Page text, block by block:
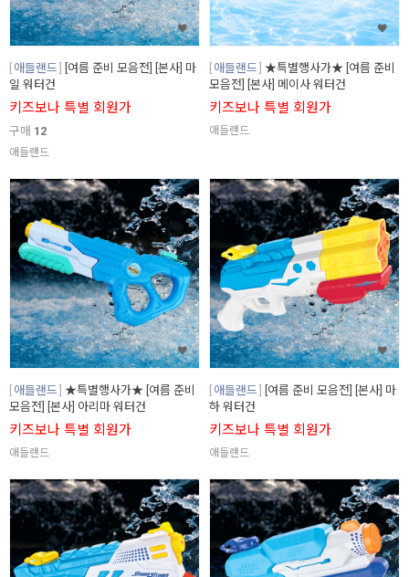
애들랜드
[여름 준비 모음전] [본사] 마
일 워터건
키즈보나 특별 회원가
구매 12
애들랜드
애들랜드
★특별행사가★ [여름 준비
모음전] [본사] 메이사 워터건
키즈보나 특별 회원가
애들랜드
애들랜드
★특별행사가★ [여름 준비
모음전] [본사] 아리마 워터건
키즈보나 특별 회원가
애들랜드
애들랜드
[여름 준비 모음전] [본사] 마
하 워터건
키즈보나 특별 회원가
애들랜드